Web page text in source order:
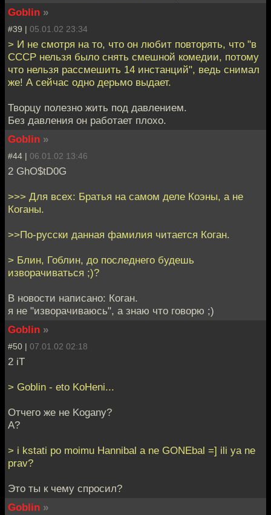
Goblin »
#39 | 05.01.02 23:34
> И не смотря на то, что он любит повторять, что "в
СССР нельзя было снять смешной комедии, потому
что нельзя рассмешить 14 инстанций", ведь снимал
же! А сейчас одно дерьмо выдает.
Творцу полезно жить под давлением.
Без давления он работает плохо.
Goblin »
#44 | 06.01.02 13:46
2 GhO$tD0G
>>> Для всех: Братья на самом деле Коэны, а не
Коганы.
>>По-русски данная фамилия читается Коган.
> Блин, Гоблин, до последнего будешь
изворачиваться ;)?
В новости написано: Коган.
я не "изворачиваюсь", а знаю что говорю ;)
Goblin »
#50 | 07.01.02 02:18
2 iT
> Goblin - eto KoHeni...
Отчего же не Kogany?
А?
> i kstati po moimu Hannibal a ne GONEbal =] ili ya ne
prav?
Это ты к чему спросил?
Goblin »